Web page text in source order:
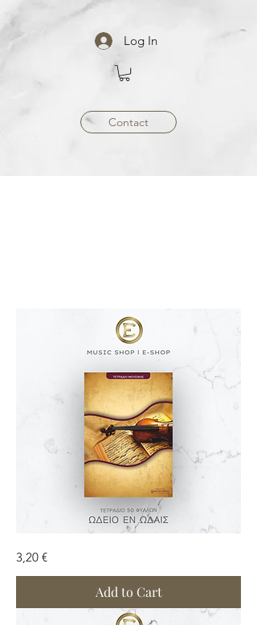
Log In
Contact
Μουσικής
Price
3,20 €
Add to Cart